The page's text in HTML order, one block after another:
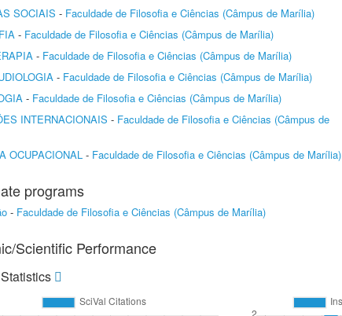
SOCIAIS - Faculdade de Filosofia e Ciências (Câmpus de Marília)
- Faculdade de Filosofia e Ciências (Câmpus de Marília)
- Faculdade de Filosofia e Ciências (Câmpus de Marília)
- Faculdade de Filosofia e Ciências (Câmpus de Marília)
- Faculdade de Filosofia e Ciências (Câmpus de Marília)
INTERNACIONAIS - Faculdade de Filosofia e Ciências (Câmpus de
OCUPACIONAL - Faculdade de Filosofia e Ciências (Câmpus de Marília)
programs
- Faculdade de Filosofia e Ciências (Câmpus de Marília)
Scientific Performance